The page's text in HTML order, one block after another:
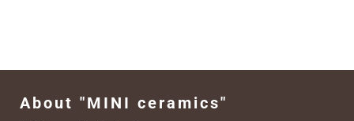
About "MINI ceramics"